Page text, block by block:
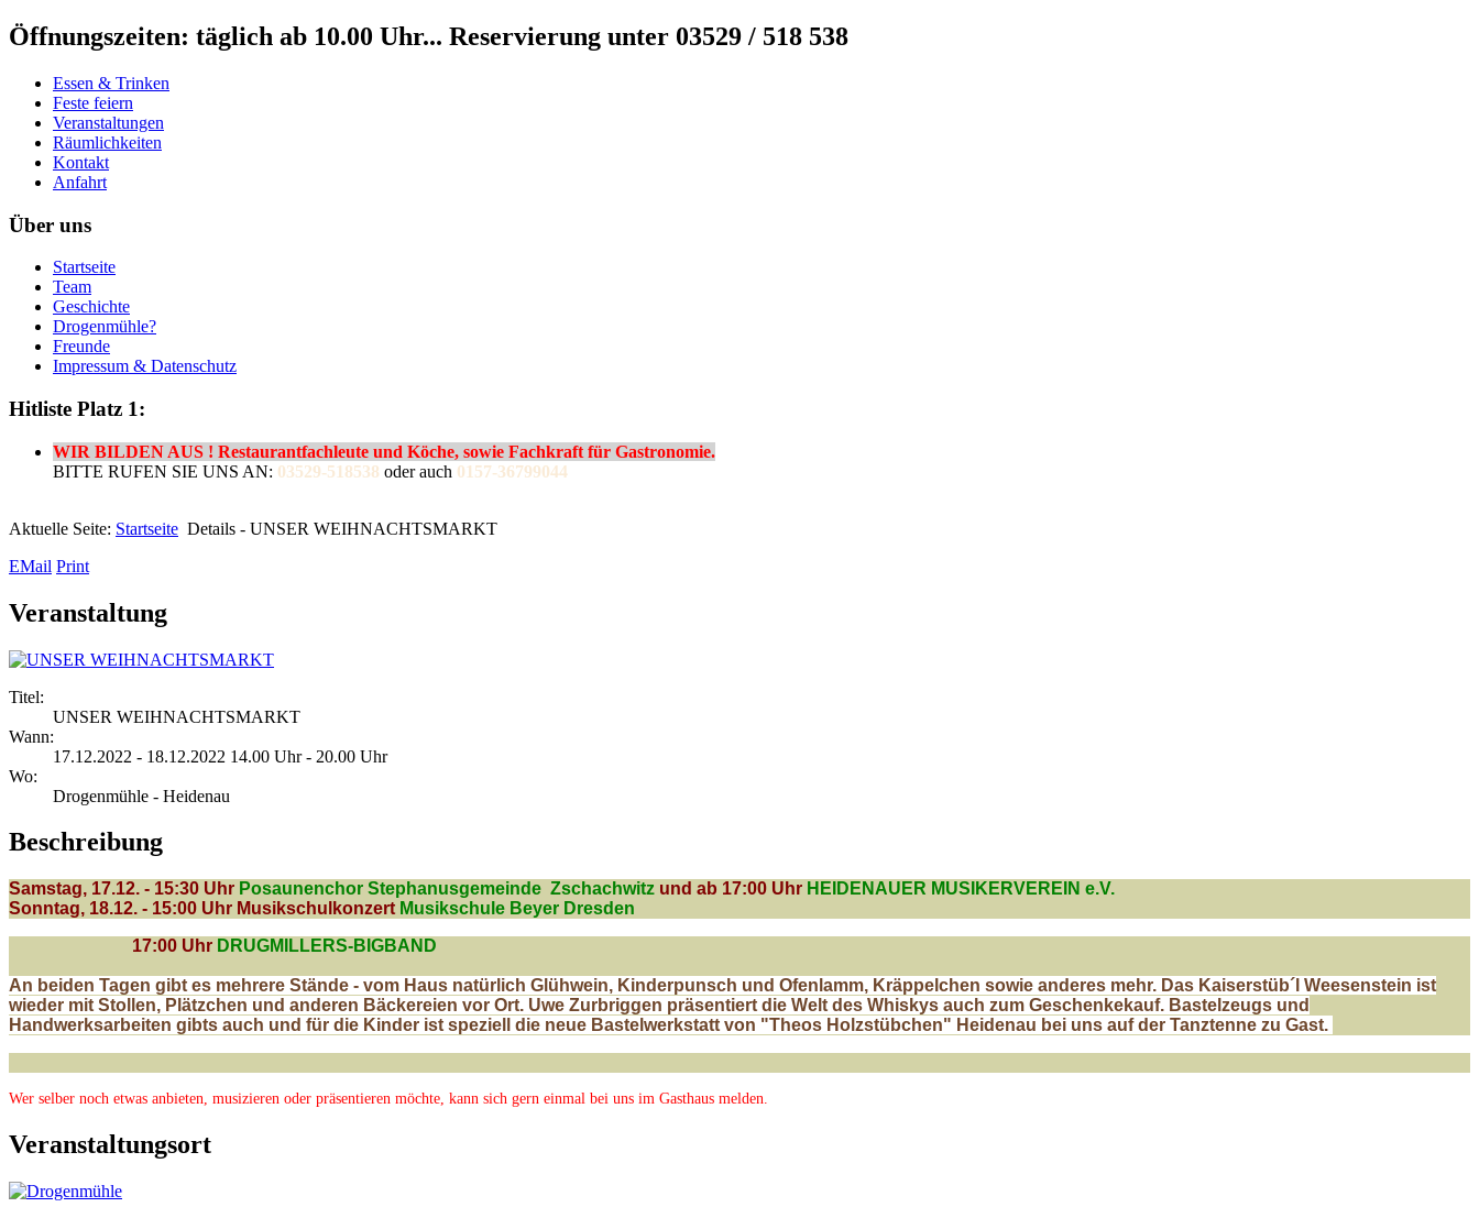
Öffnungszeiten: täglich ab 10.00 Uhr... Reservierung unter 03529 / 518 538
Essen & Trinken
Feste feiern
Veranstaltungen
Räumlichkeiten
Kontakt
Anfahrt
Über uns
Startseite
Team
Geschichte
Drogenmühle?
Freunde
Impressum & Datenschutz
Hitliste Platz 1:
WIR BILDEN AUS ! Restaurantfachleute und Köche, sowie Fachkraft für Gastronomie.
BITTE RUFEN SIE UNS AN: 03529-518538 oder auch 0157-36799044
Aktuelle Seite: Startseite Details - UNSER WEIHNACHTSMARKT
EMail Print
Veranstaltung
Titel:
UNSER WEIHNACHTSMARKT
Wann:
17.12.2022 - 18.12.2022 14.00 Uhr - 20.00 Uhr
Wo:
Drogenmühle - Heidenau
Beschreibung
Samstag, 17.12. - 15:30 Uhr Posaunenchor Stephanusgemeinde Zschachwitz und ab 17:00 Uhr HEIDENAUER MUSIKERVEREIN e.V.
Sonntag, 18.12. - 15:00 Uhr Musikschulkonzert Musikschule Beyer Dresden
17:00 Uhr DRUGMILLERS-BIGBAND
An beiden Tagen gibt es mehrere Stände - vom Haus natürlich Glühwein, Kinderpunsch und Ofenlamm, Kräppelchen sowie anderes mehr. Das Kaiserstüb´l Weesenstein ist
wieder mit Stollen, Plätzchen und anderen Bäckereien vor Ort. Uwe Zurbriggen präsentiert die Welt des Whiskys auch zum Geschenkekauf. Bastelzeugs und
Handwerksarbeiten gibts auch und für die Kinder ist speziell die neue Bastelwerkstatt von "Theos Holzstübchen" Heidenau bei uns auf der Tanztenne zu Gast.
Wer selber noch etwas anbieten, musizieren oder präsentieren möchte, kann sich gern einmal bei uns im Gasthaus melden.
Veranstaltungsort